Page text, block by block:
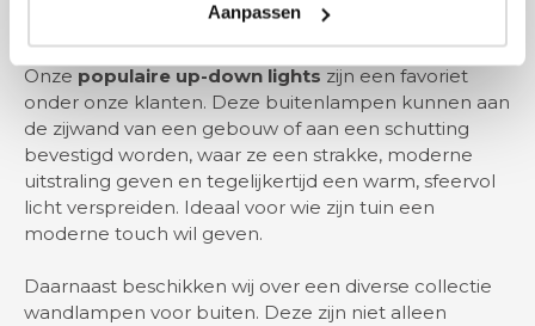
Aanpassen
bieden opties voor elke behoefte.
Onze populaire up-down lights zijn een favoriet
onder onze klanten. Deze buitenlampen kunnen aan
de zijwand van een gebouw of aan een schutting
bevestigd worden, waar ze een strakke, moderne
uitstraling geven en tegelijkertijd een warm, sfeervol
licht verspreiden. Ideaal voor wie zijn tuin een
moderne touch wil geven.
Daarnaast beschikken wij over een diverse collectie
wandlampen voor buiten. Deze zijn niet alleen